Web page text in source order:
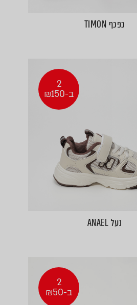
כפכף TIMON
2
ב-₪150
נעל ANAEL
2
ב-₪50